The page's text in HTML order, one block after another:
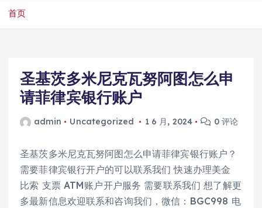
首页
圣基茨多米尼克瓦努阿图怎么申
请菲律宾银行账户
admin Uncategorized 1 6 月, 2024 0 评论
圣基茨多米尼克瓦努阿图怎么申请菲律宾银行账户？
需要菲律宾银行开户的可以联系我们 快速办理美金
比索 支票 ATM账户开户服务 需要联系我们 想了解更
多最新信息欢迎联系和咨询我们，微信：BGC998 电